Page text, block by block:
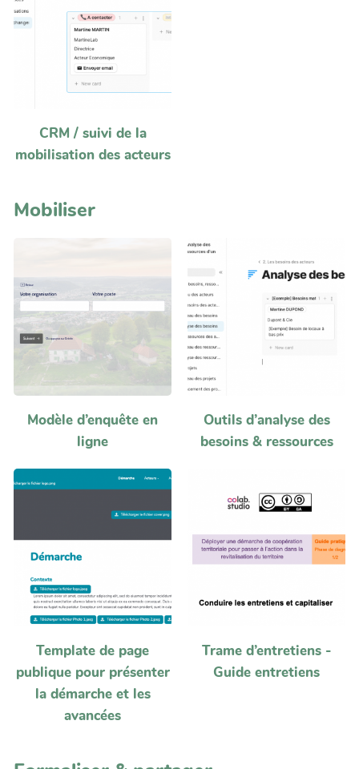
CRM / suivi de la
mobilisation des acteurs
Mobiliser
Modèle d’enquête en
ligne
Outils d’analyse des
besoins & ressources
Template de page
publique pour présenter
la démarche et les
avancées
Trame d’entretiens -
Guide entretiens